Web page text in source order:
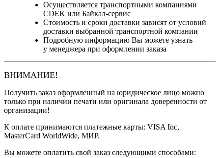
Осуществляется транспортными компаниями
CDEK или Байкал-сервис
Стоимость и сроки доставки зависят от условий
доставки выбранной транспортной компании
Подробную информацию Вы можете узнать
у менеджера при оформлении заказа
ВНИМАНИЕ!
Получить заказ оформленный на юридическое лицо можно
только при наличии печати или оригинала доверенности от
организации!
К оплате принимаются платежные карты: VISA Inc,
MasterCard WorldWide, МИР.
Вы можете оплатить свой заказ следующими способами: